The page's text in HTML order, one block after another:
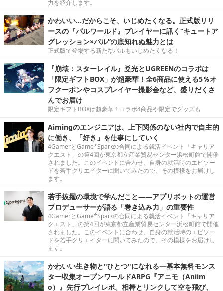
力を紹介します。
かわいい…だからこそ、いじめたくなる。正式版リリ
ースの『パルワールド』プレイヤーに訊く“キュートア
グレッション×パル”の底知れぬ魅力とは
正式版で登場する新たなパルもいじめたくなる！
『崩壊：スターレイル』爻光とUGREENのコラボは
「限定ギフトBOX」が超豪華！全6商品に使える5％オ
フクーポンやコスプレイヤー撮影会など、盛りだくさ
んでお届け
限定ギフトBOXは超豪華！コラボ4商品や限定でグッズも
Aimingのエンジニアは、上下関係のない社内で自主的
に働き、「好き」を仕事にしていく
4GamerとGame*Sparkの合同による就活イベント「キャリア
クエスト」の第4回が東京都立産業貿易センター浜松町館で開催
されました。このイベントに合わせ、自身の就活時のエピソー
ドを若手クリエイターに聞いてみたので、その模様をお届けし
ます。
若手抜擢の環境で学んだこと――アプリボットの運営
プロデューサーが語る「巻き込み力」の重要性
4GamerとGame*Sparkの合同による就活イベント「キャリア
クエスト」の第4回が東京都立産業貿易センター浜松町館で開催
されました。このイベントに合わせ、自身の就活時のエピソー
ドを若手クリエイターに聞いてみたので、その模様をお届けし
ます。
かわいい生き物と"ひとつ"になれる―基本無料モンス
ター収集オープンワールドARPG『アニモ（Aniim
o）』先行プレイレポ。相棒とリンクして空を飛び、